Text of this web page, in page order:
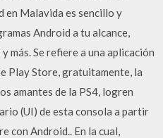
en Malavida es sencillo y
Android a tu alcance,
más. Se refiere a una aplicación
Play Store, gratuitamente, la
amantes de la PS4, logren
(UI) de esta consola a partir
con Android.. En la cual,